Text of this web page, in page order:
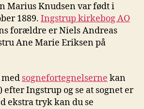
Marius Knudsen var født i
1889. Ingstrup kirkebog AO
forældre er Niels Andreas
Ane Marie Eriksen på
sognefortegnelserne kan
efter Ingstrup og se at sognet er
ekstra tryk kan du se